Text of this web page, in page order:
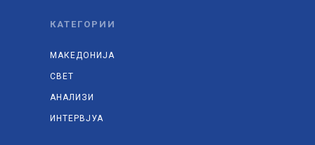
КАТЕГОРИИ
МАКЕДОНИЈА
СВЕТ
АНАЛИЗИ
ИНТЕРВЈУА